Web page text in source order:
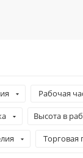
Рабочая
Высота в
Торговая